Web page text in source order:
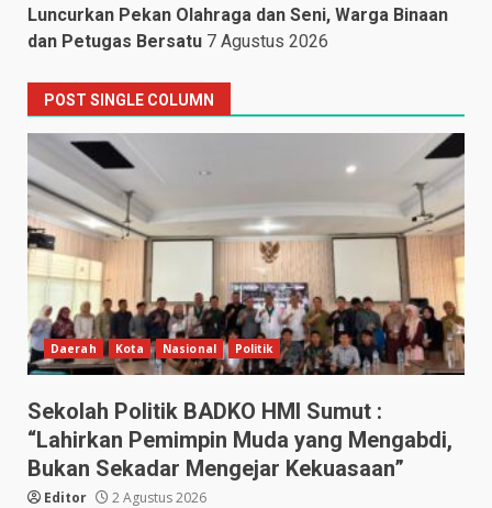
Luncurkan Pekan Olahraga dan Seni, Warga Binaan
dan Petugas Bersatu 7 Agustus 2026
POST SINGLE COLUMN
Daerah Kota Nasional Politik
Sekolah Politik BADKO HMI Sumut :
“Lahirkan Pemimpin Muda yang Mengabdi,
Bukan Sekadar Mengejar Kekuasaan”
Editor 2 Agustus 2026